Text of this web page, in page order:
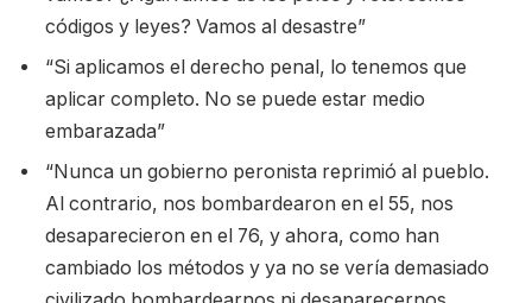
códigos y leyes? Vamos al desastre”
“Si aplicamos el derecho penal, lo tenemos que
aplicar completo. No se puede estar medio
embarazada”
“Nunca un gobierno peronista reprimió al pueblo.
Al contrario, nos bombardearon en el 55, nos
desaparecieron en el 76, y ahora, como han
cambiado los métodos y ya no se vería demasiado